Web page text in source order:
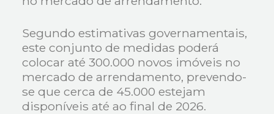
Segundo estimativas governamentais,
este conjunto de medidas poderá
colocar até 300.000 novos imóveis no
mercado de arrendamento, prevendo-
se que cerca de 45.000 estejam
disponíveis até ao final de 2026.